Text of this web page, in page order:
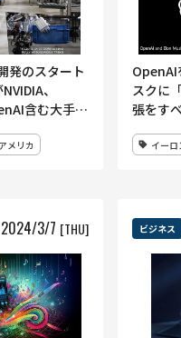
発のスタート
、
含む大手テ
アメリカ
OpenAI
スクに
張をす
イーロ
2024/3/7 [THU] ビジネス